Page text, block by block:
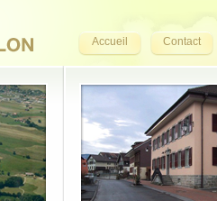
Accueil Contact